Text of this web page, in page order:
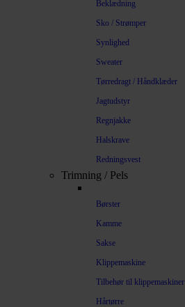
Beklædning
Sko / Strømper
Synlighed
Sweater
Tørredragt / Håndklæder
Jagtudstyr
Regnjakke
Halskrave
Redningsvest
Trimning / Pels
Børster
Kamme
Sakse
Klippemaskine
Tilbehør til klippemaskiner
Hårtørre